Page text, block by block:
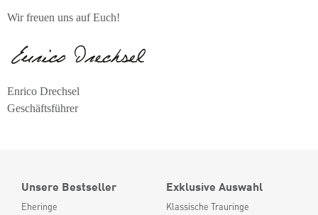
Wir freuen uns auf Euch!
Enrico Drechsel
Geschäftsführer
Unsere Bestseller
Eheringe
Exklusive Auswahl
Klassische Trauringe